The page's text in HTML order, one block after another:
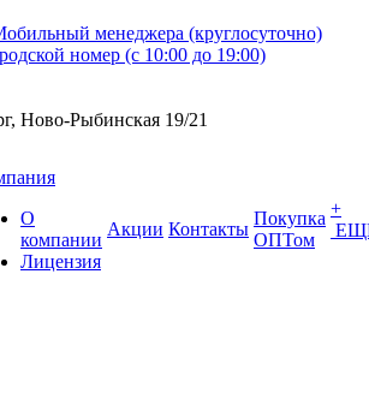
менеджера (круглосуточно)
номер (с 10:00 до 19:00)
Ново-Рыбинская 19/21
О
компании
Лицензия
Акции Контакты
Покупка
ОПТом
+